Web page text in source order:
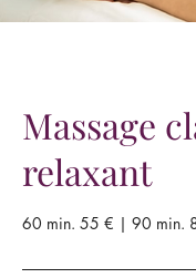
Massage
relaxant
60 min. 55 € | 90 min.